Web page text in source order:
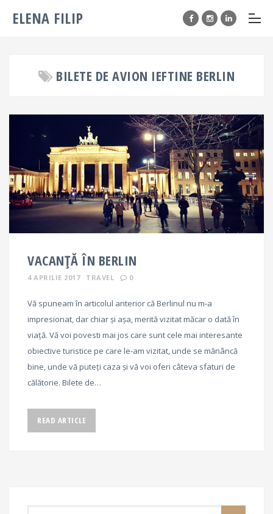
ELENA FILIP
BILETE DE AVION IEFTINE BERLIN
VACANȚĂ ÎN BERLIN
4 APRILIE 2017 TRAVEL 0
Vă spuneam în articolul anterior că Berlinul nu m-a
impresionat, dar chiar și așa, merită vizitat măcar o dată în
viață. Vă voi povesti mai jos care sunt cele mai interesante
obiective turistice pe care le-am vizitat, unde se mănâncă
bine, unde vă puteți caza și vă voi oferi câteva sfaturi de
călătorie. Bilete de…
READ ARTICLE